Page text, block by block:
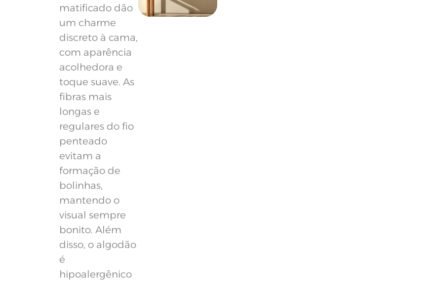
matificado dão
um charme
discreto à cama,
com aparência
acolhedora e
toque suave. As
fibras mais
longas e
regulares do fio
penteado
evitam a
formação de
bolinhas,
mantendo o
visual sempre
bonito. Além
disso, o algodão
é
hipoalergênico